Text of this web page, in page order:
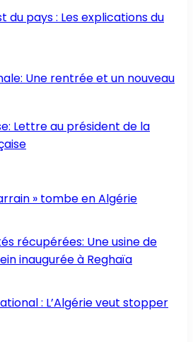
du pays : Les explications du
Une rentrée et un nouveau
Lettre au président de la
» tombe en Algérie
récupérées: Une usine de
inaugurée à Reghaïa
: L’Algérie veut stopper